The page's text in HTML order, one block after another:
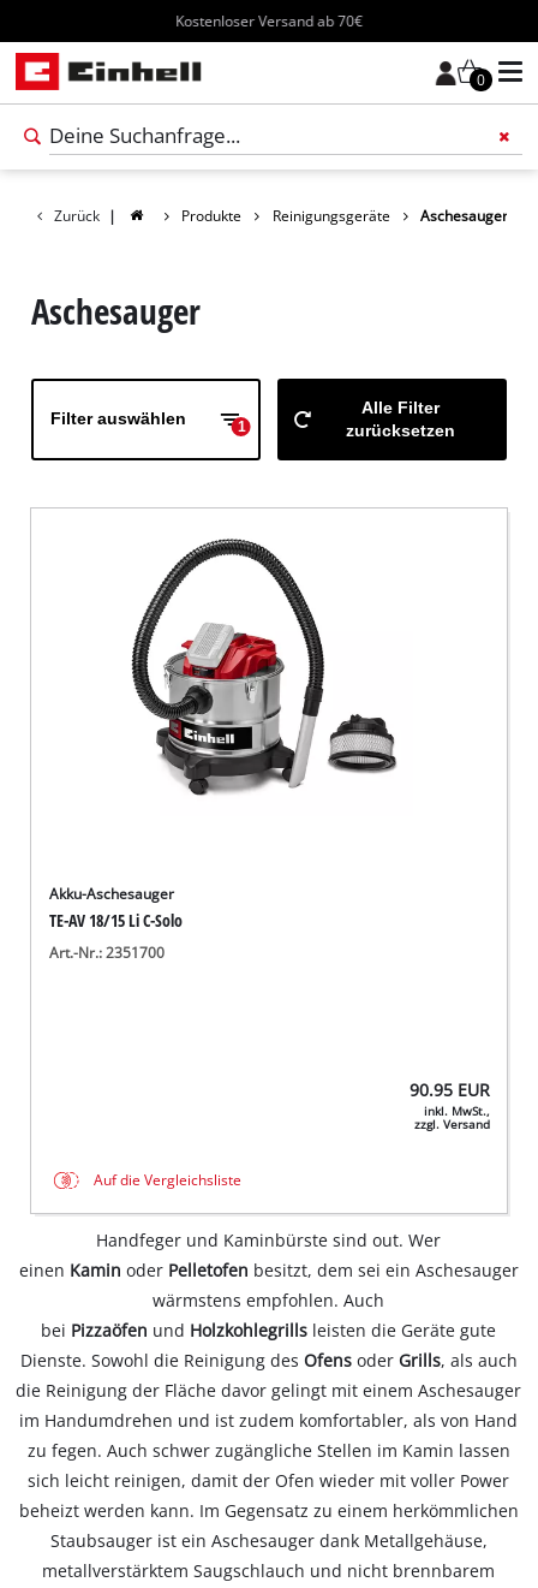
Kostenloser Versand ab 70€
0
Zurück | Produkte Reinigungsgeräte Aschesauger
Aschesauger
Filter auswählen 1
Alle Filter
zurücksetzen
Akku-Aschesauger
TE-AV 18/15 Li C-Solo
Art.-Nr.: 2351700
90.95 EUR
inkl. MwSt.,
zzgl. Versand
Auf die Vergleichsliste
Handfeger und Kaminbürste sind out. Wer
einen Kamin oder Pelletofen besitzt, dem sei ein Aschesauger
wärmstens empfohlen. Auch
bei Pizzaöfen und Holzkohlegrills leisten die Geräte gute
Dienste. Sowohl die Reinigung des Ofens oder Grills, als auch
die Reinigung der Fläche davor gelingt mit einem Aschesauger
im Handumdrehen und ist zudem komfortabler, als von Hand
zu fegen. Auch schwer zugängliche Stellen im Kamin lassen
sich leicht reinigen, damit der Ofen wieder mit voller Power
beheizt werden kann. Im Gegensatz zu einem herkömmlichen
Staubsauger ist ein Aschesauger dank Metallgehäuse,
metallverstärktem Saugschlauch und nicht brennbarem